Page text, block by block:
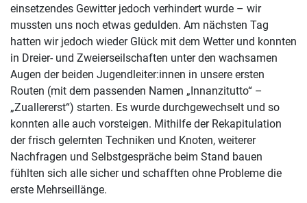
einsetzendes Gewitter jedoch verhindert wurde – wir
mussten uns noch etwas gedulden. Am nächsten Tag
hatten wir jedoch wieder Glück mit dem Wetter und konnten
in Dreier- und Zweierseilschaften unter den wachsamen
Augen der beiden Jugendleiter:innen in unsere ersten
Routen (mit dem passenden Namen „Innanzitutto“ –
„Zuallererst“) starten. Es wurde durchgewechselt und so
konnten alle auch vorsteigen. Mithilfe der Rekapitulation
der frisch gelernten Techniken und Knoten, weiterer
Nachfragen und Selbstgespräche beim Stand bauen
fühlten sich alle sicher und schafften ohne Probleme die
erste Mehrseillänge.